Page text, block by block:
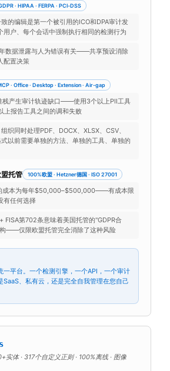
· HIPAA · FERPA · PCI-DSS
的编辑是第一个被引用的ICO和DPA审计发
户、每个会话中强制执行相同的检测行为
数据泄露与人为错误有关——共享预设消除
配置决策
· Office · Desktop · Extension · Air-gap
栈产生审计轨迹缺口——使用3个以上PII工具
上报告工具之间的调和失败
织同时处理PDF、DOCX、XLSX、CSV、
以前需要单独的方法、单独的工具、单独的
托管 100%欧盟 · Hetzner德国 · ISO 27001
成本为每年$50,000–$500,000——有成本限
有任何选择
FISA第702条意味着美国托管的"GDPR合
——仅限欧盟托管完全消除了这种风险
一平台。一个检测引擎，一个API，一个审计
、私有云，还是完全自我管理在您自己
体 · 317个自定义正则 · 100%离线 · 图像